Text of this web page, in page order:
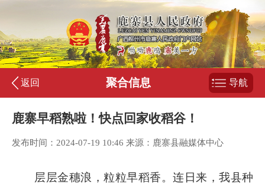
返回 聚合信息 导航
鹿寨早稻熟啦！快点回家收稻谷！
发布时间：2024-07-19 10:46 来源：鹿寨县融媒体中心
层层金穗浪，粒粒早稻香。连日来，我县种